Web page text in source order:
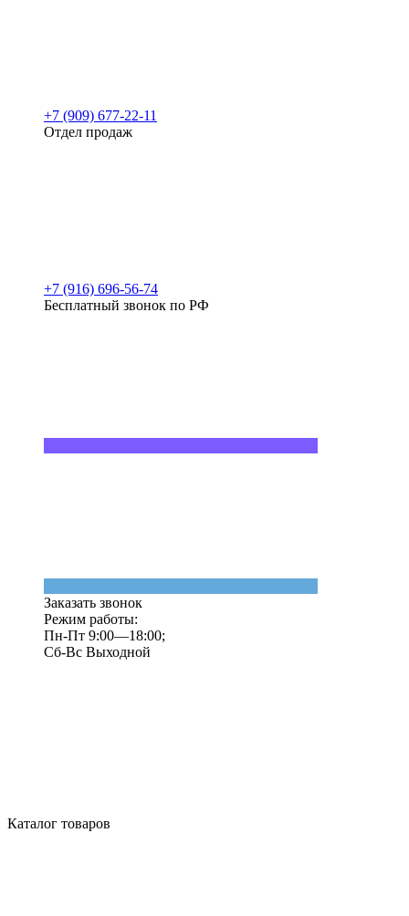
+7 (909) 677-22-11
Отдел продаж
+7 (916) 696-56-74
Бесплатный звонок по РФ
Заказать звонок
Режим работы:
Пн-Пт 9:00—18:00;
Сб-Вс Выходной
Каталог товаров